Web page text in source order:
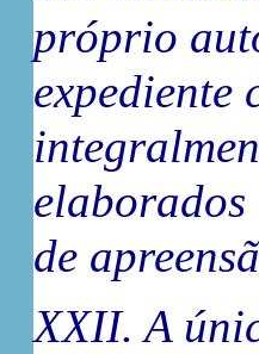
próprio
de
XXII. A